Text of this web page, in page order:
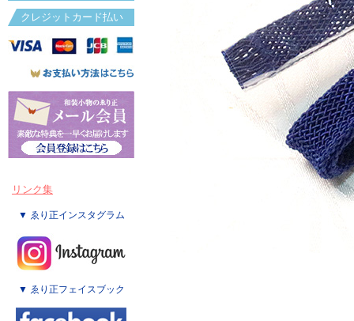
クレジットカード払い
リンク集
▼ ゑり正インスタグラム
▼ ゑり正フェイスブック